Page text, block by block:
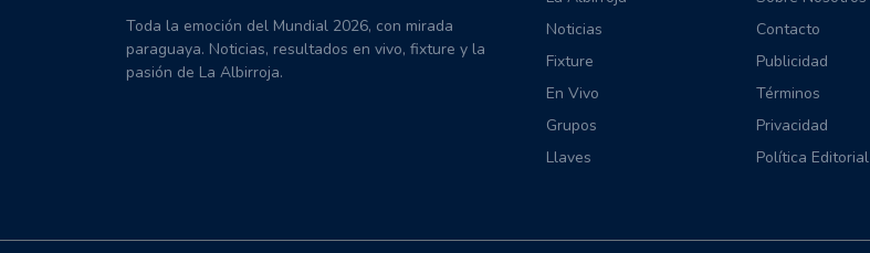
Toda la emoción del Mundial 2026, con mirada
paraguaya. Noticias, resultados en vivo, fixture y la
pasión de La Albirroja.
Noticias
Fixture
En Vivo
Grupos
Llaves
Contacto
Publicidad
Términos
Privacidad
Política Editorial